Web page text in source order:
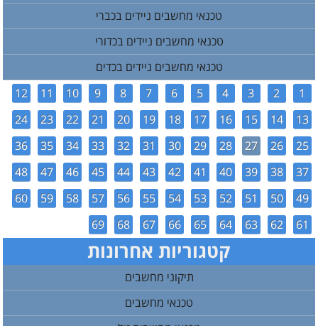
טכנאי מחשבים ניידים בכברי
טכנאי מחשבים ניידים בכדורי
טכנאי מחשבים ניידים בכדים
1
2
3
4
5
6
7
8
9
10
11
12
13
14
15
16
17
18
19
20
21
22
23
24
25
26
27
28
29
30
31
32
33
34
35
36
37
38
39
40
41
42
43
44
45
46
47
48
49
50
51
52
53
54
55
56
57
58
59
60
61
62
63
64
65
66
67
68
69
קטגוריות אחרונות
תיקוני מחשבים
טכנאי מחשבים